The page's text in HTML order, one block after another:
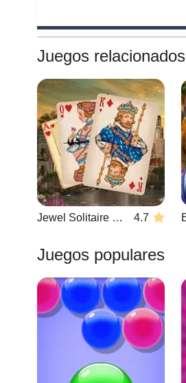
Juegos relacionados
Jewel Solitaire TriPeaks 4.7
Juegos populares